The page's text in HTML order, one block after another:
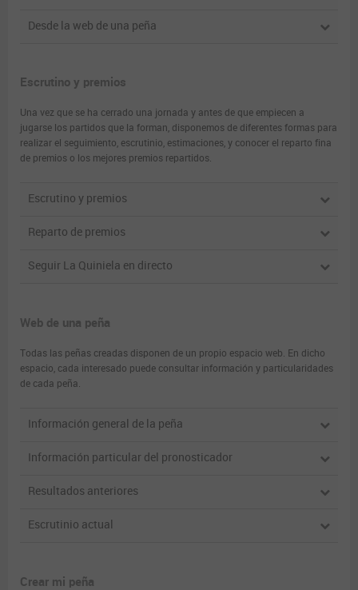
Desde la web de una peña
Escrutino y premios
Una vez que se ha cerrado una jornada y antes de que empiecen a
jugarse los partidos que la forman, disponemos de diferentes formas para
realizar el seguimiento, escrutinio, estimaciones, y conocer el reparto fina
de premios o los mejores premios repartidos.
Escrutino y premios
Reparto de premios
Seguir La Quiniela en directo
Web de una peña
Todas las peñas creadas disponen de un propio espacio web. En dicho
espacio, cada interesado puede consultar información y particularidades
de cada peña.
Información general de la peña
Información particular del pronosticador
Resultados anteriores
Escrutinio actual
Crear mi peña